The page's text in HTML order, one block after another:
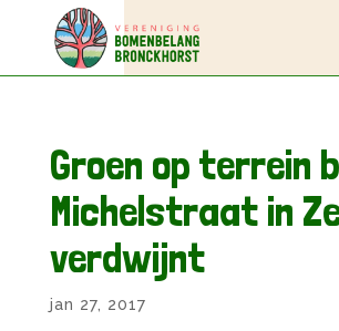
Groen op terrein
Michelstraat in
verdwijnt
jan 27, 2017